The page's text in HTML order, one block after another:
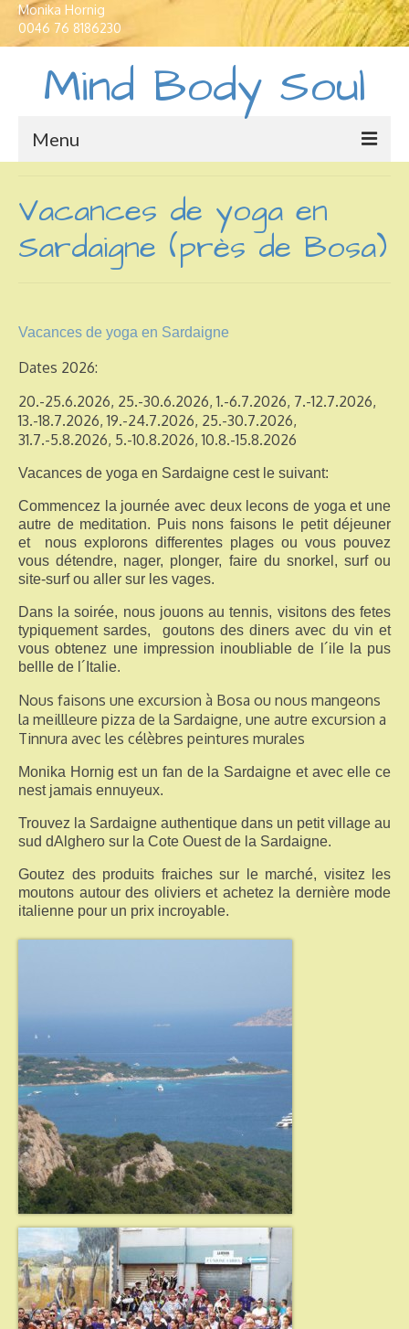
Monika Hornig
0046 76 8186230
Mind Body Soul
Menu
Traductions et Interpretations
Cours de langue
Développement spirituel
Vacances de yoga en
Sardaigne (près de Bosa)
Vacances de yoga en Sardaigne
Dates 2026:
20.-25.6.2026, 25.-30.6.2026, 1.-6.7.2026, 7.-12.7.2026,
13.-18.7.2026, 19.-24.7.2026, 25.-30.7.2026,
31.7.-5.8.2026, 5.-10.8.2026, 10.8.-15.8.2026
Vacances de yoga en Sardaigne cest le suivant:
Commencez la journée avec deux lecons de yoga et une
autre de meditation. Puis nons faisons le petit déjeuner
et nous explorons differentes plages ou vous pouvez
vous détendre, nager, plonger, faire du snorkel, surf ou
site-surf ou aller sur les vages.
Dans la soirée, nous jouons au tennis, visitons des fetes
typiquement sardes, goutons des diners avec du vin et
vous obtenez une impression inoubliable de l´ile la pus
bellle de l´Italie.
Nous faisons une excursion à Bosa ou nous mangeons
la meillleure pizza de la Sardaigne, une autre excursion a
Tinnura avec les célèbres peintures murales
Monika Hornig est un fan de la Sardaigne et avec elle ce
nest jamais ennuyeux.
Trouvez la Sardaigne authentique dans un petit village au
sud dAlghero sur la Cote Ouest de la Sardaigne.
Goutez des produits fraiches sur le marché, visitez les
moutons autour des oliviers et achetez la dernière mode
italienne pour un prix incroyable.